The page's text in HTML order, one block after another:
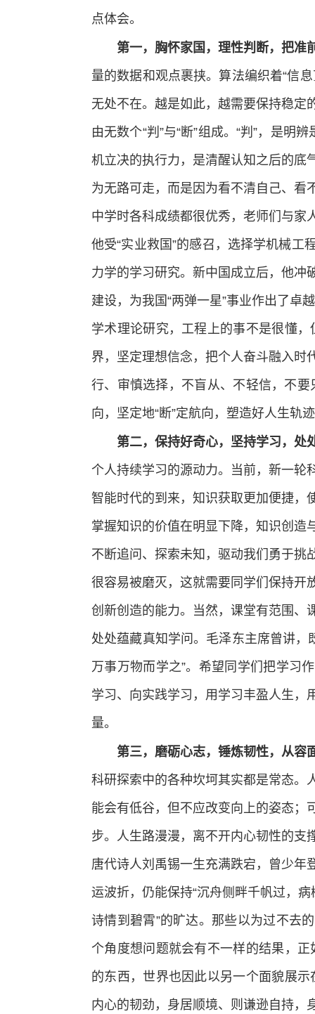
点体会。
第一，胸怀家国，理性判断，把准
量的数据和观点裹挟。算法编织着“信
无处不在。越是如此，越需要保持稳定
由无数个“判”与“断”组成。“判”，是明
机立决的执行力，是清醒认知之后的底
为无路可走，而是因为看不清自己、看
中学时各科成绩都很优秀，老师们与家
他受“实业救国”的感召，选择学机械工
力学的学习研究。新中国成立后，他冲
建设，为我国“两弹一星”事业作出了卓
学术理论研究，工程上的事不是很懂
界，坚定理想信念，把个人奋斗融入时
行、审慎选择，不盲从、不轻信，不要
向，坚定地“断”定航向，塑造好人生轨
第二，保持好奇心，坚持学习，处
个人持续学习的源动力。当前，新一轮
智能时代的到来，知识获取更加便捷，
掌握知识的价值在明显下降，知识创造
不断追问、探索未知，驱动我们勇于挑
很容易被磨灭，这就需要同学们保持开
创新创造的能力。当然，课堂有范围、
处处蕴藏真知学问。毛泽东主席曾讲，
万事万物而学之”。希望同学们把学习
学习、向实践学习，用学习丰盈人生，
量。
第三，磨砺心志，锤炼韧性，从容
科研探索中的各种坎坷其实都是常态。
能会有低谷，但不应改变向上的姿态；
步。人生路漫漫，离不开内心韧性的支
唐代诗人刘禹锡一生充满跌宕，曾少年
运波折，仍能保持“沉舟侧畔千帆过，
诗情到碧霄”的旷达。那些以为过不去
个角度想问题就会有不一样的结果，
的东西，世界也因此以另一个面貌展
内心的韧劲，身居顺境、则谦逊自持，